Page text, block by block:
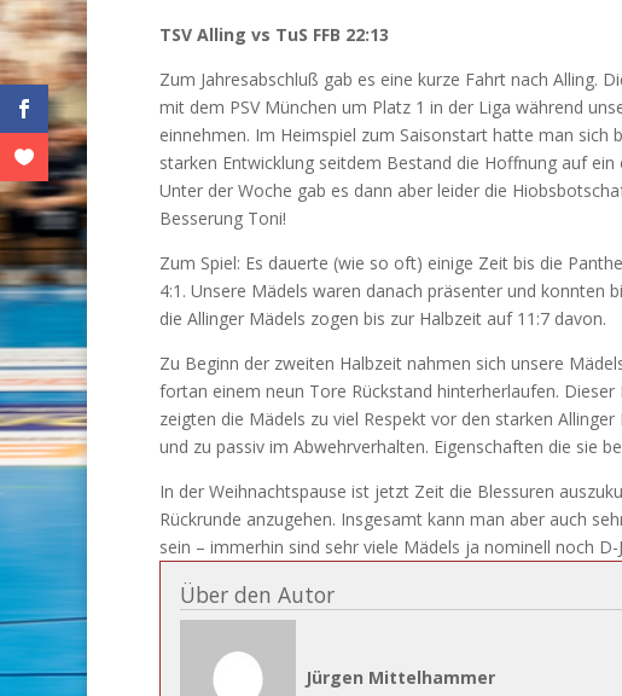
TSV Alling vs TuS FFB 22:13
Zum Jahresabschluß gab es eine kurze Fahrt nach Alling.
mit dem PSV München um Platz 1 in der Liga während
einnehmen. Im Heimspiel zum Saisonstart hatte man
starken Entwicklung seitdem Bestand die Hoffnung auf ein
Unter der Woche gab es dann aber leider die
Besserung Toni!
Zum Spiel: Es dauerte (wie so oft) einige Zeit bis die
4:1. Unsere Mädels waren danach präsenter und konnten
die Allinger Mädels zogen bis zur Halbzeit auf 11:7 davon.
Zu Beginn der zweiten Halbzeit nahmen sich unsere
fortan einem neun Tore Rückstand hinterherlaufen.
zeigten die Mädels zu viel Respekt vor den starken
und zu passiv im Abwehrverhalten. Eigenschaften die sie
In der Weihnachtspause ist jetzt Zeit die Blessuren
Rückrunde anzugehen. Insgesamt kann man aber auch
sein – immerhin sind sehr viele Mädels ja nominell noch D-
Über den Autor
Jürgen Mittelhammer